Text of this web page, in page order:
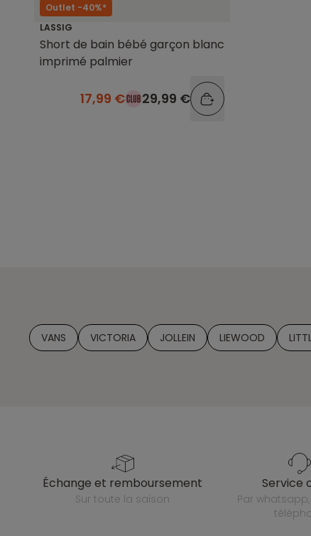
Outlet -40%*
LASSIG
Short de bain bébé garçon blanc
imprimé palmier
17,99 € 29,99 €
VANS VICTORIA JOLLEIN LIEWOOD
échange et remboursement
sur toute la saison
service
par whatsapp, e-mail ou